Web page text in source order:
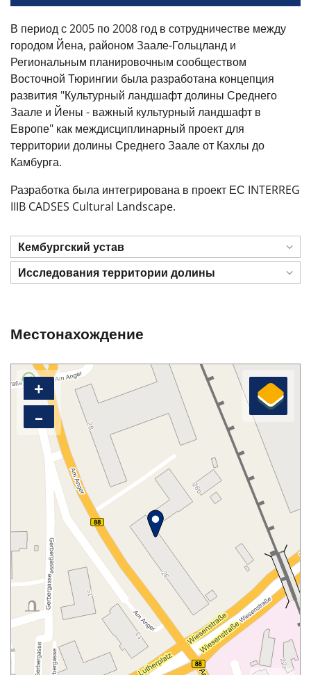
В период с 2005 по 2008 год в сотрудничестве между
городом Йена, районом Заале-Гольцланд и
Региональным планировочным сообществом
Восточной Тюрингии была разработана концепция
развития "Культурный ландшафт долины Среднего
Заале и Йены - важный культурный ландшафт в
Европе" как междисциплинарный проект для
территории долины Среднего Заале от Кахлы до
Камбурга.
Разработка была интегрирована в проект ЕС INTERREG
IIIB CADSES Cultural Landscape.
Кембургский устав
Исследования территории долины
Местонахождение
+
–